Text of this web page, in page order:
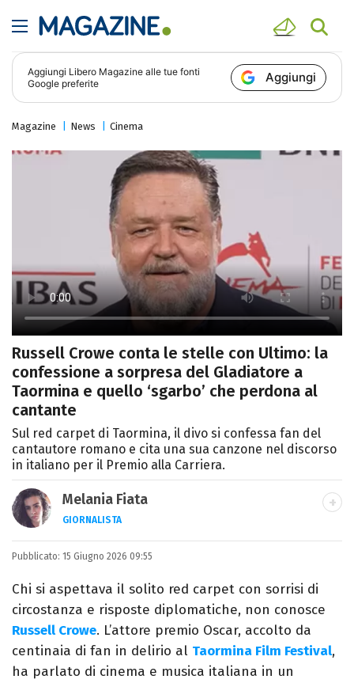
Aggiungi Libero Magazine alle tue fonti
Google preferite
Aggiungi
Magazine News Cinema
Russell Crowe conta le stelle con Ultimo: la
confessione a sorpresa del Gladiatore a
Taormina e quello ‘sgarbo’ che perdona al
cantante
Sul red carpet di Taormina, il divo si confessa fan del
cantautore romano e cita una sua canzone nel discorso
in italiano per il Premio alla Carriera.
Melania Fiata
GIORNALISTA
Laureata in Lettere, divoratrice di libri e
serie. Scrivo di spettacoli, film e TV.
Pubblicato: 15 Giugno 2026 09:55
Chi si aspettava il solito red carpet con sorrisi di
circostanza e risposte diplomatiche, non conosce
Russell Crowe. L’attore premio Oscar, accolto da
centinaia di fan in delirio al Taormina Film Festival,
ha parlato di cinema e musica italiana in un